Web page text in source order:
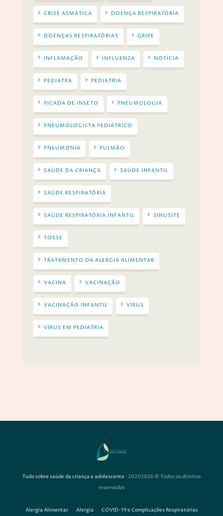
CRISE ASMÁTICA DOENÇA RESPIRATÓRIA
DOENÇAS RESPIRATÓRIAS GRIPE
INFLAMAÇÃO INFLUENZA NOTÍCIA
PEDIATRA PEDIATRIA
PICADA DE INSETO PNEUMOLOGIA
PNEUMOLOGISTA PEDIÁTRICO
PNEUMONIA PULMÃO
SAÚDE DA CRIANÇA SAÚDE INFANTIL
SAÚDE RESPIRATÓRIA
SAÚDE RESPIRATÓRIA INFANTIL SINUSITE
TOSSE
TRATAMENTO DA ALERGIA ALIMENTAR
VACINA VACINAÇÃO
VACINAÇÃO INFANTIL VÍRUS
VÍRUS EM PEDIATRIA
Tudo sobre saúde da criança e adolescente · 20202026 © Todos os direitos
reservados
Alergia Alimentar Alergia COVID-19 e Complicações Respiratórias